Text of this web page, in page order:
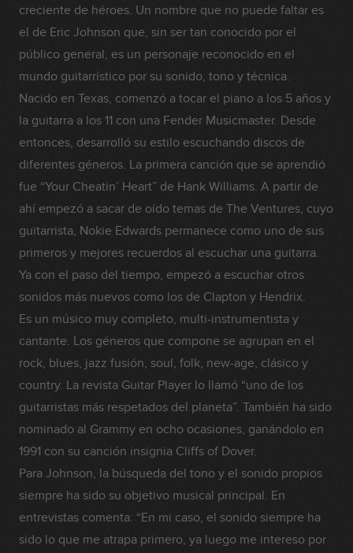
creciente de héroes. Un nombre que no puede faltar es
el de Eric Johnson que, sin ser tan conocido por el
público general, es un personaje reconocido en el
mundo guitarrístico por su sonido, tono y técnica.
Nacido en Texas, comenzó a tocar el piano a los 5 años y
la guitarra a los 11 con una Fender Musicmaster. Desde
entonces, desarrolló su estilo escuchando discos de
diferentes géneros. La primera canción que se aprendió
fue “Your Cheatin’ Heart” de Hank Williams. A partir de
ahí empezó a sacar de oído temas de The Ventures, cuyo
guitarrista, Nokie Edwards permanece como uno de sus
primeros y mejores recuerdos al escuchar una guitarra.
Ya con el paso del tiempo, empezó a escuchar otros
sonidos más nuevos como los de Clapton y Hendrix.
Es un músico muy completo, multi-instrumentista y
cantante. Los géneros que compone se agrupan en el
rock, blues, jazz fusión, soul, folk, new-age, clásico y
country. La revista Guitar Player lo llamó “uno de los
guitarristas más respetados del planeta”. También ha sido
nominado al Grammy en ocho ocasiones, ganándolo en
1991 con su canción insignia Cliffs of Dover.
Para Johnson, la búsqueda del tono y el sonido propios
siempre ha sido su objetivo musical principal. En
entrevistas comenta: “En mi caso, el sonido siempre ha
sido lo que me atrapa primero, ya luego me intereso por